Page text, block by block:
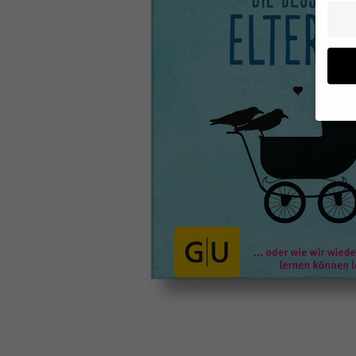
Ihre
Wir
und
Hier